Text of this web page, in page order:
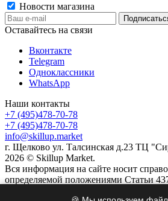
Новости магазина
Оставайтесь на связи
Вконтакте
Telegram
Одноклассники
WhatsApp
Наши контакты
+7 (495)478-70-78
+7 (495)478-70-78
info@skillup.market
г. Щелково ул. Талсинская д.23 ТЦ
2026 © Skillup Market.
Вся информация на сайте носит
определяемой положениями Статьи